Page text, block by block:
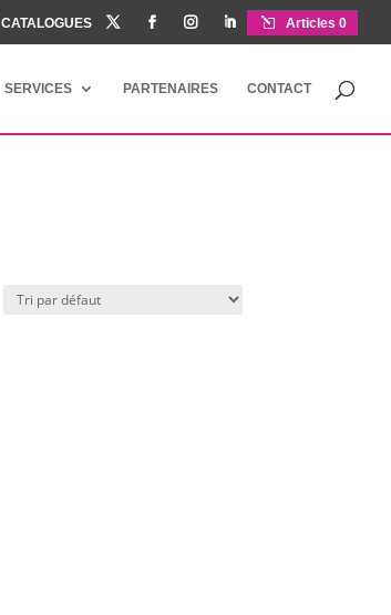
CATALOGUES     Articles 0
SERVICES PARTENAIRES CONTACT